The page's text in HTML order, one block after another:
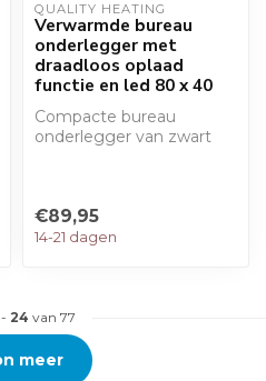
QUALITY HEATING
Verwarmde bureau
onderlegger met
draadloos oplaad
functie en led 80 x 40
Compacte bureau
onderlegger van zwart
€89,95
14-21 dagen
- 24 van 77
meer